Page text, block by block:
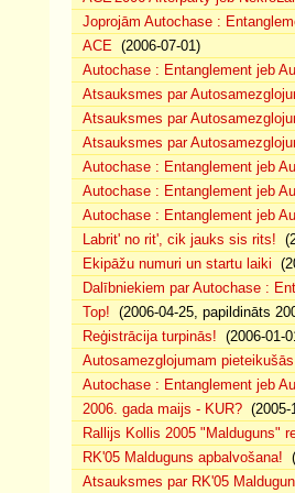
Joprojām Autochase :
ACE (2006-07-01)
Autochase : Entanglement jeb
Atsauksmes par
Atsauksmes par
Atsauksmes par
Autochase : Entanglement jeb
Autochase : Entanglement jeb
Autochase : Entanglement jeb
Labrit' no rit', cik jauks sis rits!
Ekipāžu numuri un startu laiki
Dalībniekiem par Autochase :
Top! (2006-04-25, papildināts
Reģistrācija turpinās! (2006-01-
Autosamezglojumam
Autochase : Entanglement jeb
2006. gada maijs - KUR? (2005-
Rallijs Kollis 2005 "Malduguns"
RK'05 Malduguns apbalvošana!
Atsauksmes par RK'05